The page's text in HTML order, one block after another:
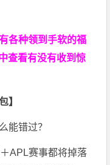
各种领到手软的福
查看有没有收到惊
】
能错过？
APL赛事都将掉落